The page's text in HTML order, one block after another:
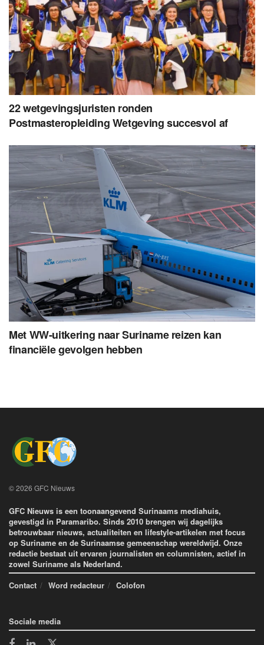
22 wetgevingsjuristen ronden
Postmasteropleiding Wetgeving succesvol af
Met WW-uitkering naar Suriname reizen kan
financiële gevolgen hebben
© 2026 GFC Nieuws
GFC Nieuws is een toonaangevend Surinaams mediahuis,
gevestigd in Paramaribo. Sinds 2010 brengen wij dagelijks
betrouwbaar nieuws, actualiteiten en lifestyle-artikelen met focus
op Suriname en de Surinaamse gemeenschap wereldwijd. Onze
redactie bestaat uit ervaren journalisten en columnisten, actief in
zowel Suriname als Nederland.
Contact
Word redacteur Colofon
Sociale media